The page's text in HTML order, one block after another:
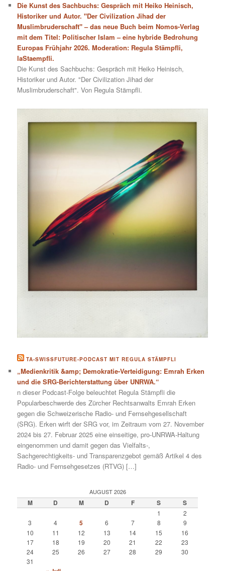
Die Kunst des Sachbuchs: Gespräch mit Heiko Heinisch,
Historiker und Autor. "Der Civilization Jihad der
Muslimbruderschaft" – das neue Buch beim Nomos-Verlag
mit dem Titel: Politischer Islam – eine hybride Bedrohung
Europas Frühjahr 2026. Moderation: Regula Stämpfli,
laStaempfli.
Die Kunst des Sachbuchs: Gespräch mit Heiko Heinisch,
Historiker und Autor. "Der Civilization Jihad der
Muslimbruderschaft". Von Regula Stämpfli.
TA-SWISSFUTURE-PODCAST MIT REGULA STÄMPFLI
„Medienkritik &amp; Demokratie-Verteidigung: Emrah Erken
und die SRG-Berichterstattung über UNRWA.“
n dieser Podcast-Folge beleuchtet Regula Stämpfli die
Popularbeschwerde des Zürcher Rechtsanwalts Emrah Erken
gegen die Schweizerische Radio- und Fernsehgesellschaft
(SRG). Erken wirft der SRG vor, im Zeitraum vom 27. November
2024 bis 27. Februar 2025 eine einseitige, pro-UNRWA-Haltung
eingenommen und damit gegen das Vielfalts-,
Sachgerechtigkeits- und Transparenzgebot gemäß Artikel 4 des
Radio- und Fernsehgesetzes (RTVG) […]
AUGUST 2026
M D M D F S S
1
2
3
4 5 6 7 8
9
10
11 12 13 14 15
16
17
18 19 20 21 22
23
24
25 26 27 28 29
30
31